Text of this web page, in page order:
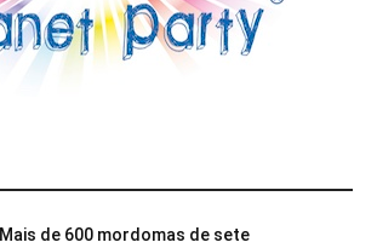
Mais de 600 mordomas de sete